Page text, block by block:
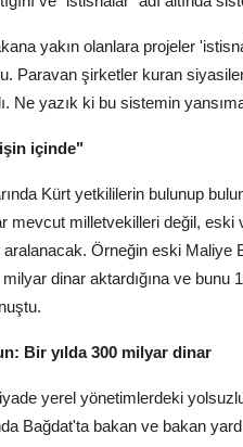
yakın olanlara projeler
Paravan şirketler kuran
Ne yazık ki bu sistemin
içinde"
Kürt yetkililerin bulunup
mevcut milletvekilleri değil, eski
Örneğin eski Maliye
dinar aktardığına ve bunu
Bir yılda 300 milyar dinar
yerel yönetimlerdeki
Bağdat'ta bakan ve bakan